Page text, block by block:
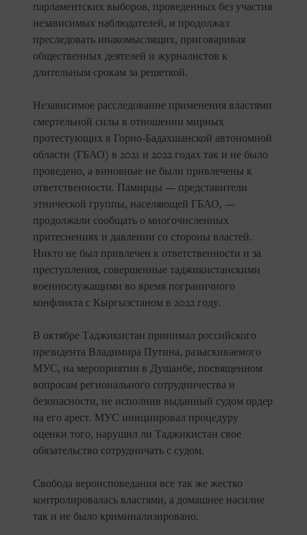
парламентских выборов, проведенных без участия
независимых наблюдателей, и продолжал
преследовать инакомыслящих, приговаривая
общественных деятелей и журналистов к
длительным срокам за решеткой.
Независимое расследование применения властями
смертельной силы в отношении мирных
протестующих в Горно-Бадахшанской автономной
области (ГБАО) в 2021 и 2022 годах так и не было
проведено, а виновные не были привлечены к
ответственности. Памирцы — представители
этнической группы, населяющей ГБАО, —
продолжали сообщать о многочисленных
притеснениях и давлении со стороны властей.
Никто не был привлечен к ответственности и за
преступления, совершенные таджикистанскими
военнослужащими во время пограничного
конфликта с Кыргызстаном в 2022 году.
В октябре Таджикистан принимал российского
президента Владимира Путина, разыскиваемого
МУС, на мероприятии в Душанбе, посвященном
вопросам регионального сотрудничества и
безопасности, не исполнив выданный судом ордер
на его арест. МУС инициировал процедуру
оценки того, нарушил ли Таджикистан свое
обязательство сотрудничать с судом.
Свобода вероисповедания все так же жестко
контролировалась властями, а домашнее насилие
так и не было криминализировано.